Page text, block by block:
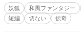
ての子を消耗品としか見ない母なる彗星。 足りない
ただ一つ。 これは、兵器として生まれた妖狐の少女シロヒメが、人として母へ
反逆する物語。
妖狐 和風ファンタジー
短編
切ない 伝奇